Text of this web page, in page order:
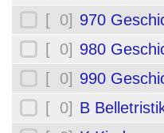
[ 0] 970
[ 0] 980
[ 0] 990
[ 0] B